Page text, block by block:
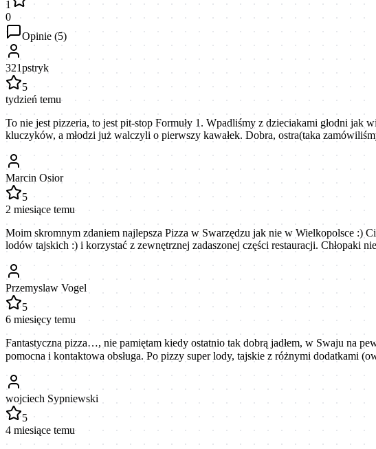
1
0
Opinie (5)
321pstryk
5
tydzień temu
To nie jest pizzeria, to jest pit-stop Formuły 1. Wpadliśmy z dzieciakami głodni
kluczyków, a młodzi już walczyli o pierwszy kawałek. Dobra, ostra(taka
Marcin Osior
5
2 miesiące temu
Moim skromnym zdaniem najlepsza Pizza w Swarzędzu jak nie w Wielkopolsce :)
lodów tajskich :) i korzystać z zewnętrznej zadaszonej części restauracji. Chłopaki
Przemyslaw Vogel
5
6 miesięcy temu
Fantastyczna pizza…, nie pamiętam kiedy ostatnio tak dobrą jadłem, w Swaju na
pomocna i kontaktowa obsługa. Po pizzy super lody, tajskie z różnymi dodatkami
wojciech Sypniewski
5
4 miesiące temu